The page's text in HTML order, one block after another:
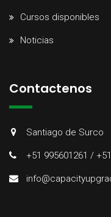
Cursos disponibles
Noticias
Contactenos
Santiago de Surco
+51 995601261 /